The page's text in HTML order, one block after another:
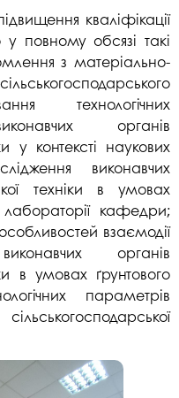
кваліфікації
повному обсязі такі
з матеріально-
технологічних
органів
у контексті наукових
виконавчих
техніки в умовах
кафедри;
взаємодії
органів
в умовах ґрунтового
параметрів